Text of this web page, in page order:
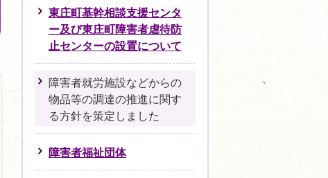
東庄町基幹相談支援センタ
ー及び東庄町障害者虐待防
止センターの設置について
障害者就労施設などからの
物品等の調達の推進に関す
る方針を策定しました
障害者福祉団体